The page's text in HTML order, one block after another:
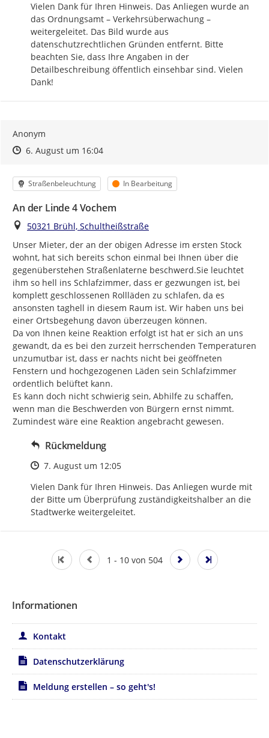
Vielen Dank für Ihren Hinweis. Das Anliegen wurde an
das Ordnungsamt – Verkehrsüberwachung –
weitergeleitet. Das Bild wurde aus
datenschutzrechtlichen Gründen entfernt. Bitte
beachten Sie, dass Ihre Angaben in der
Detailbeschreibung öffentlich einsehbar sind. Vielen
Dank!
Anonym
Zeitpunkt des Erstellens
Zeitpunkt des Erstellens
6. August um 16:04Zur Äußerung
Kategorie
Straßenbeleuchtung Status
In Bearbeitung
An der Linde 4 Vochem
Ort
50321 Brühl, Schultheißstraße
Unser Mieter, der an der obigen Adresse im ersten Stock
wohnt, hat sich bereits schon einmal bei Ihnen über die
gegenüberstehen Straßenlaterne beschwerd.Sie leuchtet
ihm so hell ins Schlafzimmer, dass er gezwungen ist, bei
komplett geschlossenen Rollläden zu schlafen, da es
ansonsten taghell in diesem Raum ist. Wir haben uns bei
einer Ortsbegehung davon überzeugen können.
Da von Ihnen keine Reaktion erfolgt ist hat er sich an uns
gewandt, da es bei den zurzeit herrschenden Temperaturen
unzumutbar ist, dass er nachts nicht bei geöffneten
Fenstern und hochgezogenen Läden sein Schlafzimmer
ordentlich belüftet kann.
Es kann doch nicht schwierig sein, Abhilfe zu schaffen,
wenn man die Beschwerden von Bürgern ernst nimmt.
Zumindest wäre eine Reaktion angebracht gewesen.
Rückmeldung
Zeitpunkt des Erstellens
7. August um 12:05
Vielen Dank für Ihren Hinweis. Das Anliegen wurde mit
der Bitte um Überprüfung zuständigkeitshalber an die
Stadtwerke weitergeleitet.
1 - 10 von 504
Informationen
Kontakt
Datenschutzerklärung
Meldung erstellen – so geht's!